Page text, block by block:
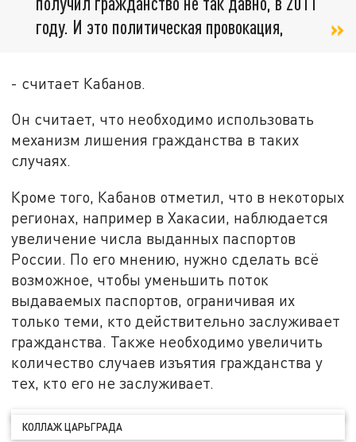
году. И это политическая провокация,
- считает Кабанов.
Он считает, что необходимо использовать
механизм лишения гражданства в таких
случаях.
Кроме того, Кабанов отметил, что в некоторых
регионах, например в Хакасии, наблюдается
увеличение числа выданных паспортов
России. По его мнению, нужно сделать всё
возможное, чтобы уменьшить поток
выдаваемых паспортов, ограничивая их
только теми, кто действительно заслуживает
гражданства. Также необходимо увеличить
количество случаев изъятия гражданства у
тех, кто его не заслуживает.
КОЛЛАЖ ЦАРЬГРАДА